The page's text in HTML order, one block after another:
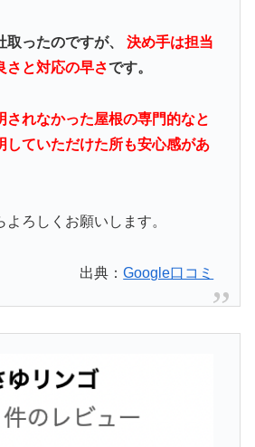
取ったのですが、 決め手は担当
さと対応の早さです。
されなかった屋根の専門的なと
していただけた所も安心感があ
よろしくお願いします。
出典：Google口コミ